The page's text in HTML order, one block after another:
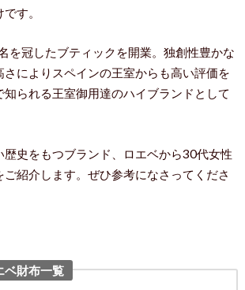
す。
を冠したブティックを開業。独創性豊かな
さによりスペインの王室からも高い評価を
知られる王室御用達のハイブランドとして
歴史をもつブランド、ロエベから30代女性
紹介します。ぜひ参考になさってくださ
ベ財布一覧